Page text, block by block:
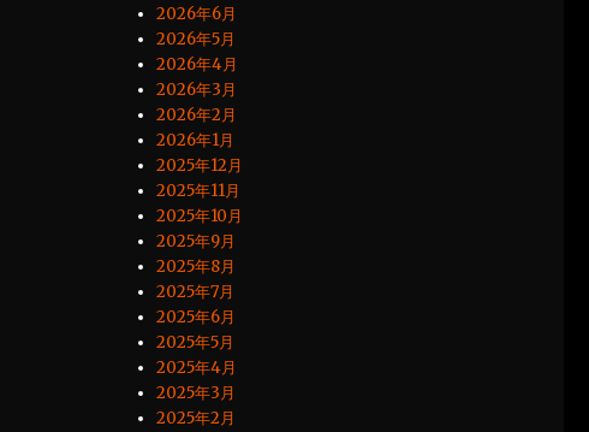
2026年6月
2026年5月
2026年4月
2026年3月
2026年2月
2026年1月
2025年12月
2025年11月
2025年10月
2025年9月
2025年8月
2025年7月
2025年6月
2025年5月
2025年4月
2025年3月
2025年2月